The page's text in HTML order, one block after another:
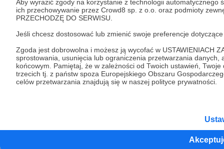
Aby wyrazić zgody na korzystanie z technologii
ich przechowywanie przez Crowd8 sp. z o.o. oraz podmioty
PRZECHODZĘ DO SERWISU.
Jeśli chcesz dostosować lub zmienić swoje preferencje
Zgoda jest dobrowolna i możesz ją wycofać w USTAWIENIACH
sprostowania, usunięcia lub ograniczenia przetwarzania
końcowym. Pamiętaj, że w zależności od Twoich ustawień,
trzecich tj. z państw spoza Europejskiego Obszaru
celów przetwarzania znajdują się w naszej polityce prywatności.